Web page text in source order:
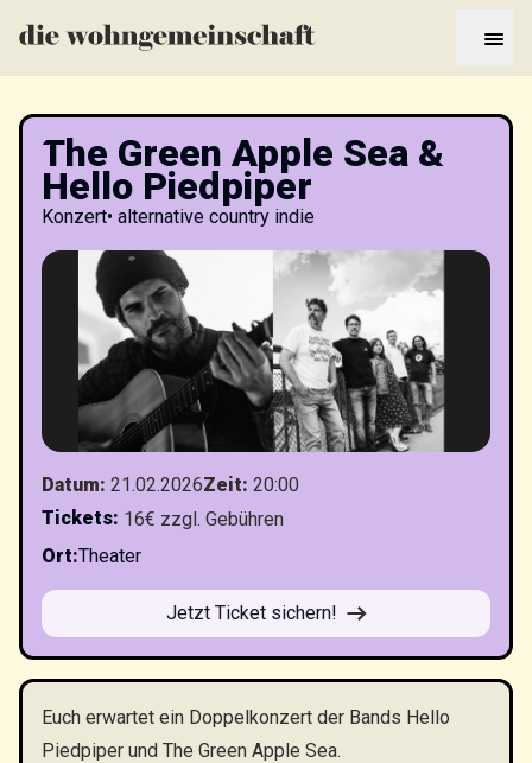
The Green Apple Sea &
Hello Piedpiper
Konzert• alternative country indie
Datum: 21.02.2026Zeit: 20:00
Tickets: 16€ zzgl. Gebühren
Ort:Theater
Jetzt Ticket sichern!
Euch erwartet ein Doppelkonzert der Bands Hello
Piedpiper und The Green Apple Sea.